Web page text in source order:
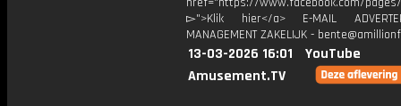
▻">Klik hier</a> E-MAIL
MANAGEMENT ZAKELIJK -
13-03-2026 16:01
YouTube
Amusement.TV